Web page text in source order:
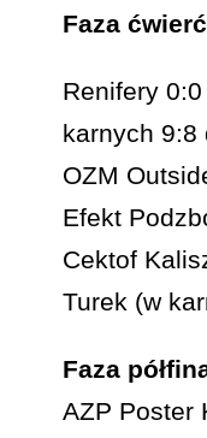
Faza
Renifery
karnych 9:8
OZM
Efekt
Cektof
Turek (w
Faza
AZP Poster